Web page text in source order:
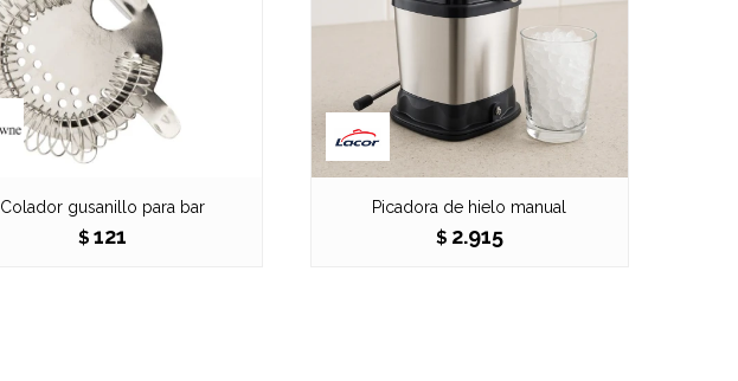
Colador gusanillo para bar
$ 121
Picadora de hielo manual
$ 2.915